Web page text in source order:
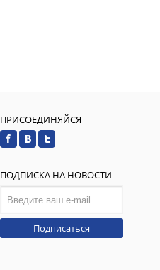
ПРИСОЕДИНЯЙСЯ
ПОДПИСКА НА НОВОСТИ
Подписаться